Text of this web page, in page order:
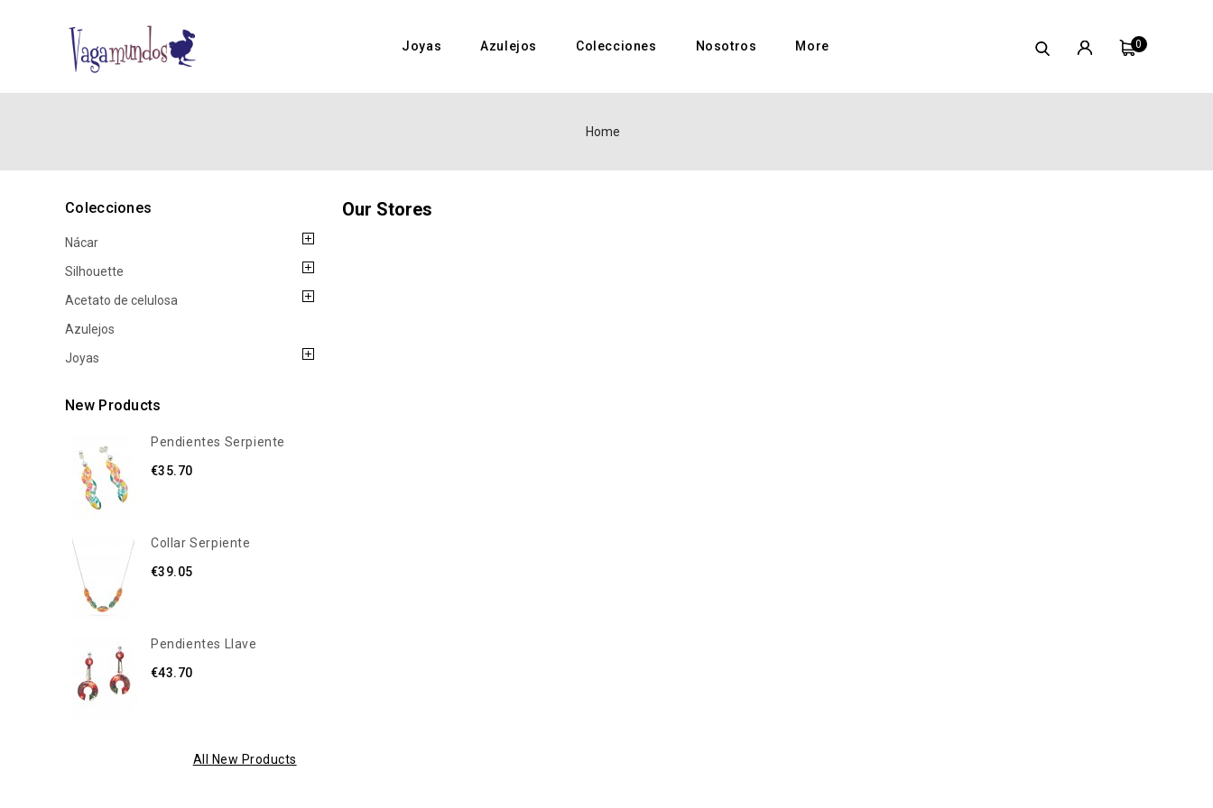
0
Joyas Azulejos Colecciones Nosotros More
Home
Colecciones
Nácar
Silhouette
Acetato de celulosa
Azulejos
Joyas
New Products
Pendientes Serpiente
€35.70
Collar Serpiente
€39.05
Pendientes Llave
€43.70
All New Products
Our Stores